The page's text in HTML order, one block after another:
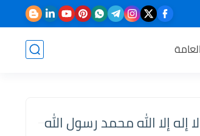
لا إله إلا الله محمد رسول الله